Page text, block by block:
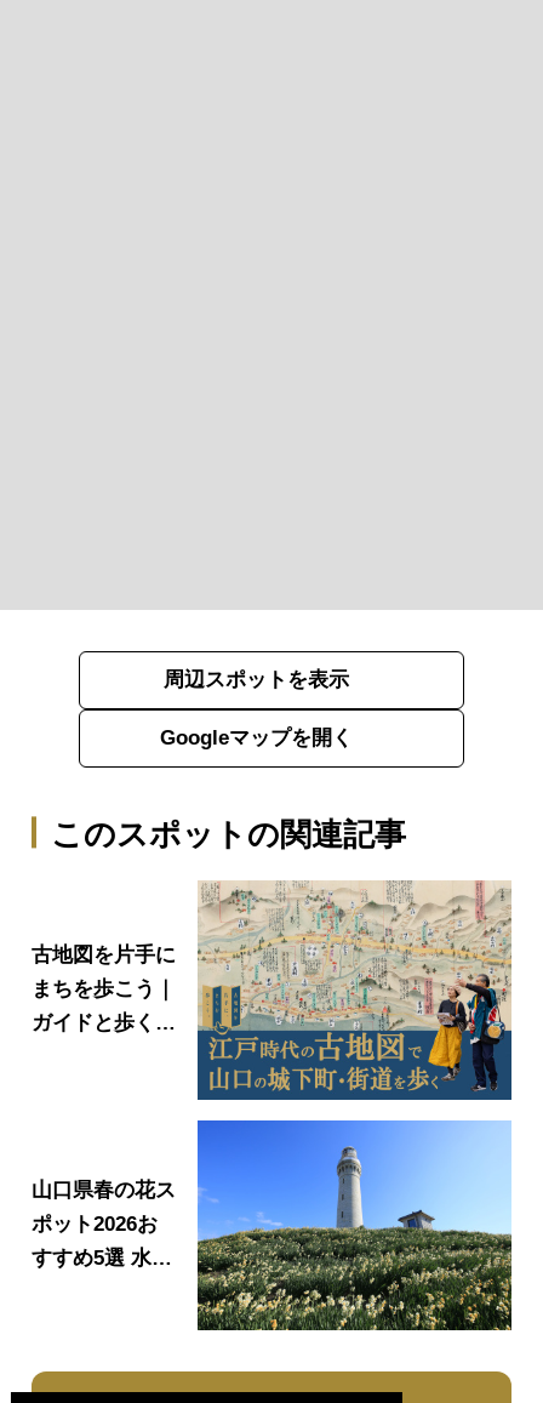
このスポットの関連記事
古地図を片手に
まちを歩こう｜
ガイドと歩く山
山口県春の花ス
ポット2026お
すすめ5選 水
周辺スポットを表示
Googleマップを開く